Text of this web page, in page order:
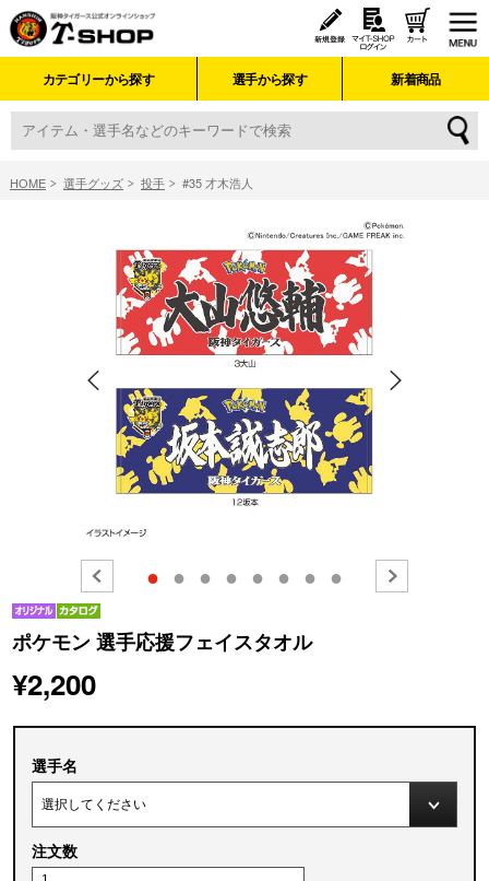
カテゴリーから探す 選手から探す 新着商品
HOME 選手グッズ 投手 #35 才木浩人
● ● ● ● ● ● ● ●
ポケモン 選手応援フェイスタオル
¥2,200
選手名
注文数